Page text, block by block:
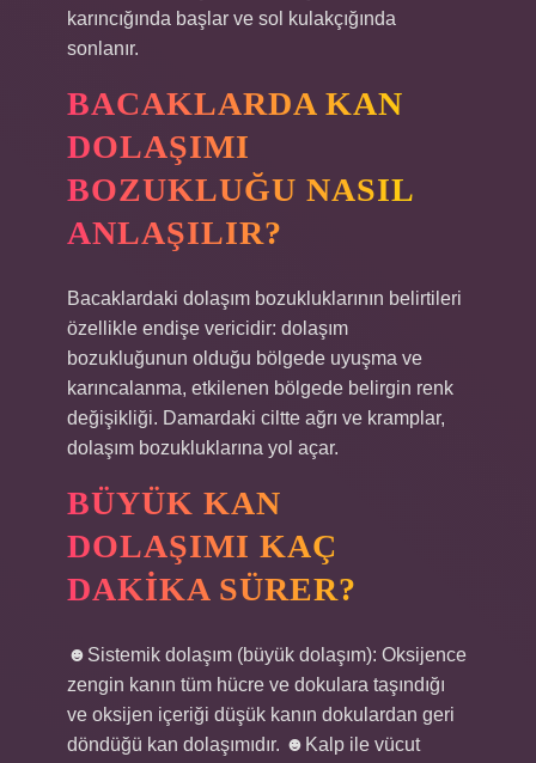
karıncığında başlar ve sol kulakçığında
sonlanır.
BACAKLARDA KAN
DOLAŞIMI
BOZUKLUĞU NASIL
ANLAŞILIR?
Bacaklardaki dolaşım bozukluklarının belirtileri
özellikle endişe vericidir: dolaşım
bozukluğunun olduğu bölgede uyuşma ve
karıncalanma, etkilenen bölgede belirgin renk
değişikliği. Damardaki ciltte ağrı ve kramplar,
dolaşım bozukluklarına yol açar.
BÜYÜK KAN
DOLAŞIMI KAÇ
DAKIKA SÜRER?
☻Sistemik dolaşım (büyük dolaşım): Oksijence
zengin kanın tüm hücre ve dokulara taşındığı
ve oksijen içeriği düşük kanın dokulardan geri
döndüğü kan dolaşımıdır. ☻Kalp ile vücut